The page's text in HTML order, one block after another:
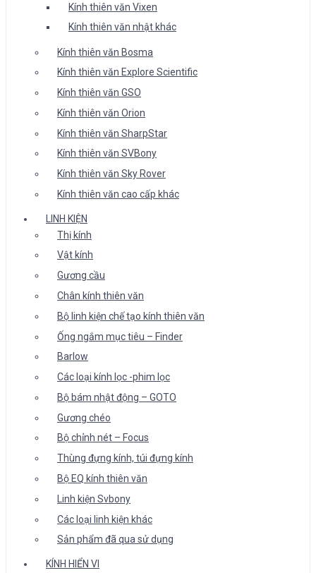
Kính thiên văn Vixen
Kính thiên văn nhật khác
Kính thiên văn Bosma
Kính thiên văn Explore Scientific
Kính thiên văn GSO
Kính thiên văn Orion
Kính thiên văn SharpStar
Kính thiên văn SVBony
Kính thiên văn Sky Rover
Kính thiên văn cao cấp khác
LINH KIỆN
Thị kính
Vật kính
Gương cầu
Chân kính thiên văn
Bộ linh kiện chế tạo kính thiên văn
Ống ngắm mục tiêu – Finder
Barlow
Các loại kính lọc -phim lọc
Bộ bám nhật động – GOTO
Gương chéo
Bộ chỉnh nét – Focus
Thùng đựng kính, túi đựng kính
Bộ EQ kính thiên văn
Linh kiện Svbony
Các loại linh kiện khác
Sản phẩm đã qua sử dụng
KÍNH HIỂN VI